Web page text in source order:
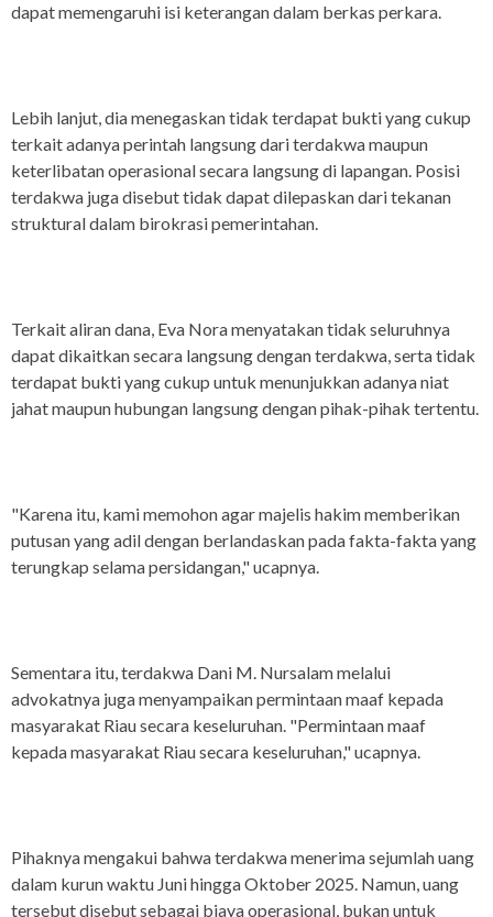
dapat memengaruhi isi keterangan dalam berkas perkara.
Lebih lanjut, dia menegaskan tidak terdapat bukti yang cukup
terkait adanya perintah langsung dari terdakwa maupun
keterlibatan operasional secara langsung di lapangan. Posisi
terdakwa juga disebut tidak dapat dilepaskan dari tekanan
struktural dalam birokrasi pemerintahan.
Terkait aliran dana, Eva Nora menyatakan tidak seluruhnya
dapat dikaitkan secara langsung dengan terdakwa, serta tidak
terdapat bukti yang cukup untuk menunjukkan adanya niat
jahat maupun hubungan langsung dengan pihak-pihak tertentu.
"Karena itu, kami memohon agar majelis hakim memberikan
putusan yang adil dengan berlandaskan pada fakta-fakta yang
terungkap selama persidangan," ucapnya.
Sementara itu, terdakwa Dani M. Nursalam melalui
advokatnya juga menyampaikan permintaan maaf kepada
masyarakat Riau secara keseluruhan. "Permintaan maaf
kepada masyarakat Riau secara keseluruhan," ucapnya.
Pihaknya mengakui bahwa terdakwa menerima sejumlah uang
dalam kurun waktu Juni hingga Oktober 2025. Namun, uang
tersebut disebut sebagai biaya operasional, bukan untuk